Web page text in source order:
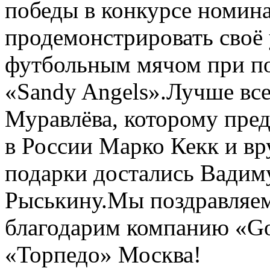
победы в конкурсе
продемонстрировать
футбольным мячом при
«Sandy Angels».Лучше
Муравлёва, которому
в России Марко Кекк и
подарки достались
Рыськину.Мы
благодарим компанию
«Торпедо» Москва!